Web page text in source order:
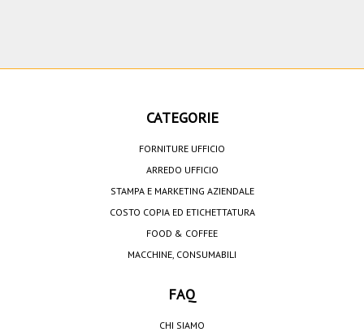
CATEGORIE
FORNITURE UFFICIO
ARREDO UFFICIO
STAMPA E MARKETING AZIENDALE
COSTO COPIA ED ETICHETTATURA
FOOD & COFFEE
MACCHINE, CONSUMABILI
FAQ
CHI SIAMO